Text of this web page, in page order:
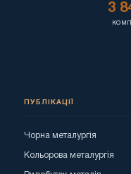
3
ПУБЛІКАЦІЇ
Чорна металургія
Кольорова металургія